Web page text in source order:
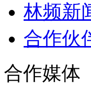
林频新
合作伙
合作媒体